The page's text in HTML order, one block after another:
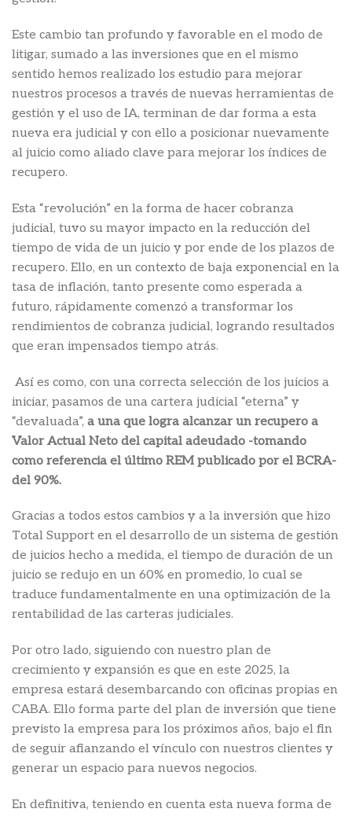
Este cambio tan profundo y favorable en el modo de
litigar, sumado a las inversiones que en el mismo
sentido hemos realizado los estudio para mejorar
nuestros procesos a través de nuevas herramientas de
gestión y el uso de IA, terminan de dar forma a esta
nueva era judicial y con ello a posicionar nuevamente
al juicio como aliado clave para mejorar los índices de
recupero.
Esta “revolución” en la forma de hacer cobranza
judicial, tuvo su mayor impacto en la reducción del
tiempo de vida de un juicio y por ende de los plazos de
recupero. Ello, en un contexto de baja exponencial en la
tasa de inflación, tanto presente como esperada a
futuro, rápidamente comenzó a transformar los
rendimientos de cobranza judicial, logrando resultados
que eran impensados tiempo atrás.
Así es como, con una correcta selección de los juicios a
iniciar, pasamos de una cartera judicial “eterna” y
“devaluada”, a una que logra alcanzar un recupero a
Valor Actual Neto del capital adeudado -tomando
como referencia el último REM publicado por el BCRA-
del 90%.
Gracias a todos estos cambios y a la inversión que hizo
Total Support en el desarrollo de un sistema de gestión
de juicios hecho a medida, el tiempo de duración de un
juicio se redujo en un 60% en promedio, lo cual se
traduce fundamentalmente en una optimización de la
rentabilidad de las carteras judiciales.
Por otro lado, siguiendo con nuestro plan de
crecimiento y expansión es que en este 2025, la
empresa estará desembarcando con oficinas propias en
CABA. Ello forma parte del plan de inversión que tiene
previsto la empresa para los próximos años, bajo el fin
de seguir afianzando el vínculo con nuestros clientes y
generar un espacio para nuevos negocios.
En definitiva, teniendo en cuenta esta nueva forma de